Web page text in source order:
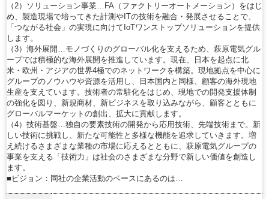
（2）ソリューション事業…FA（ファクトリーオートメーション）をはじ
め、製造現場で培ってきた計測やITの技術を融合・発展させることで、
「つながる社会」の実現に向けてIoTワンストップソリューションを提供
します。
（3）海外展開…モノづくりのグローバル化を支えるため、萩原電気グル
ープでは積極的な海外展開を推進しています。現在、日本を起点に北
米・欧州・アジアの世界4極でのネットワークを構築。現地拠点を中心に
グループのノウハウや資源を活用し、日本国内と同様、顧客の海外現地
生産を支えています。技術者の常駐化をはじめ、現地での開発支援体制
の強化を図り、新規商材、新ビジネスを取り込みながら、顧客とともに
グローバルマーケットの創出、拡大に貢献します。
（4）技術基盤…独自の要素技術の開発から応用技術、先端技術まで。新
しい技術に挑戦し、新たな可能性と多様な機能を追求していきます。増
え続けるさまざまな業種の市場に応えるとともに、萩原電気グループの
事業を支える「技術力」は社会のさまざまな分野で新しい価値を創造し
ます。
■ビジョン：同社の企業活動のベースにあるのは…